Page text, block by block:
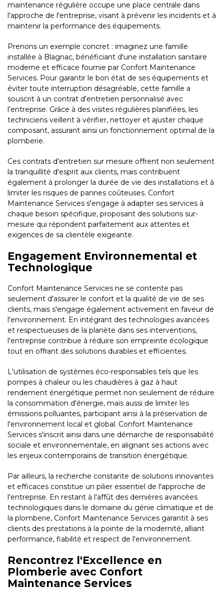
maintenance régulière occupe une place centrale dans
l'approche de l'entreprise, visant à prévenir les incidents et à
maintenir la performance des équipements.
Prenons un exemple concret : imaginez une famille
installée à Blagnac, bénéficiant d'une installation sanitaire
moderne et efficace fournie par Confort Maintenance
Services. Pour garantir le bon état de ses équipements et
éviter toute interruption désagréable, cette famille a
souscrit à un contrat d'entretien personnalisé avec
l'entreprise. Grâce à des visites régulières planifiées, les
techniciens veillent à vérifier, nettoyer et ajuster chaque
composant, assurant ainsi un fonctionnement optimal de la
plomberie.
Ces contrats d'entretien sur mesure offrent non seulement
la tranquillité d'esprit aux clients, mais contribuent
également à prolonger la durée de vie des installations et à
limiter les risques de pannes coûteuses. Confort
Maintenance Services s'engage à adapter ses services à
chaque besoin spécifique, proposant des solutions sur-
mesure qui répondent parfaitement aux attentes et
exigences de sa clientèle exigeante.
Engagement Environnemental et
Technologique
Confort Maintenance Services ne se contente pas
seulement d'assurer le confort et la qualité de vie de ses
clients, mais s'engage également activement en faveur de
l'environnement. En intégrant des technologies avancées
et respectueuses de la planète dans ses interventions,
l'entreprise contribue à réduire son empreinte écologique
tout en offrant des solutions durables et efficientes.
L'utilisation de systèmes éco-responsables tels que les
pompes à chaleur ou les chaudières à gaz à haut
rendement énergétique permet non seulement de réduire
la consommation d'énergie, mais aussi de limiter les
émissions polluantes, participant ainsi à la préservation de
l'environnement local et global. Confort Maintenance
Services s'inscrit ainsi dans une démarche de responsabilité
sociale et environnementale, en alignant ses actions avec
les enjeux contemporains de transition énergétique.
Par ailleurs, la recherche constante de solutions innovantes
et efficaces constitue un pilier essentiel de l'approche de
l'entreprise. En restant à l'affût des dernières avancées
technologiques dans le domaine du génie climatique et de
la plomberie, Confort Maintenance Services garantit à ses
clients des prestations à la pointe de la modernité, alliant
performance, fiabilité et respect de l'environnement.
Rencontrez l'Excellence en
Plomberie avec Confort
Maintenance Services